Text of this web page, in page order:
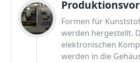
Formen für
werden hergestellt.
elektronischen
werden in die